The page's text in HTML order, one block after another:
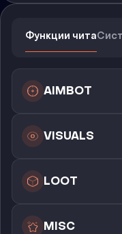
Функции чита
AIMBOT
VISUALS
LOOT
MISC